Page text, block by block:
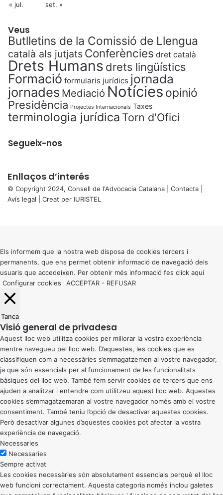
« jul.
set. »
Veus
Butlletins de la Comissió de Llengua
català als jutjats Conferències dret català
Drets Humans drets lingüístics
Formació formularis jurídics jornada
jornades Mediació Notícies opinió
Presidència Projectes Internacionals Taxes
terminologia jurídica Torn d'Ofici
Segueix-nos
Enllaços d’interés
© Copyright 2024, Consell de l'Advocacia Catalana | Contacta
Avís legal | Creat per IURISTEL
button
Els informem que la nostra web disposa de cookies tercers i
permanents, que ens permet obtenir informació de navegació dels
usuaris que accedeixen. Per obtenir més informació fes click aquí
Configurar cookies
ACCEPTAR - REFUSAR
Tanca
Visió general de privadesa
Aquest lloc web utilitza cookies per millorar la vostra experiència
mentre navegueu pel lloc web. D’aquestes, les cookies que es
classifiquen com a necessàries s’emmagatzemen al vostre navegador,
ja que són essencials per al funcionament de les funcionalitats
bàsiques del lloc web. També fem servir cookies de tercers que ens
ajuden a analitzar i entendre com utilitzeu aquest lloc web. Aquestes
cookies s’emmagatzemaran al vostre navegador només amb el vostre
consentiment. També teniu l’opció de desactivar aquestes cookies.
Però desactivar algunes d’aquestes cookies pot afectar la vostra
experiència de navegació.
Necessaries
Necessaries
Sempre activat
Les cookies necessàries són absolutament essencials perquè el lloc
web funcioni correctament. Aquesta categoria només inclou galetes